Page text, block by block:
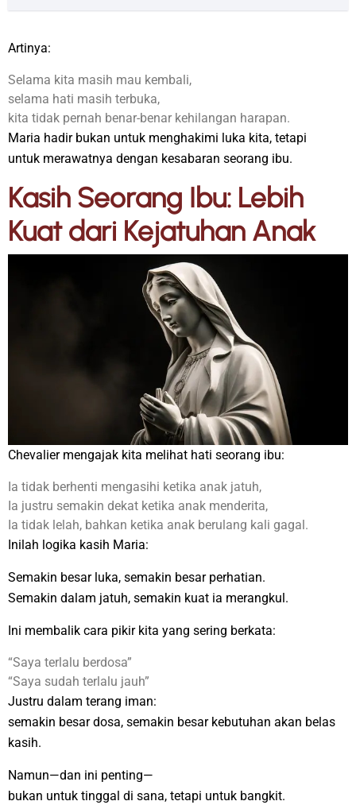
Artinya:
Selama kita masih mau kembali,
selama hati masih terbuka,
kita tidak pernah benar-benar kehilangan harapan.
Maria hadir bukan untuk menghakimi luka kita, tetapi
untuk merawatnya dengan kesabaran seorang ibu.
Kasih Seorang Ibu: Lebih
Kuat dari Kejatuhan Anak
Chevalier mengajak kita melihat hati seorang ibu:
Ia tidak berhenti mengasihi ketika anak jatuh,
Ia justru semakin dekat ketika anak menderita,
Ia tidak lelah, bahkan ketika anak berulang kali gagal.
Inilah logika kasih Maria:
Semakin besar luka, semakin besar perhatian.
Semakin dalam jatuh, semakin kuat ia merangkul.
Ini membalik cara pikir kita yang sering berkata:
“Saya terlalu berdosa”
“Saya sudah terlalu jauh”
Justru dalam terang iman:
semakin besar dosa, semakin besar kebutuhan akan belas
kasih.
Namun—dan ini penting—
bukan untuk tinggal di sana, tetapi untuk bangkit.